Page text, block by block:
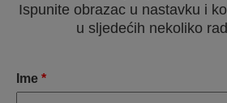
Ispunite obrazac u nastavku i
u sljedećih nekoliko
Ime *